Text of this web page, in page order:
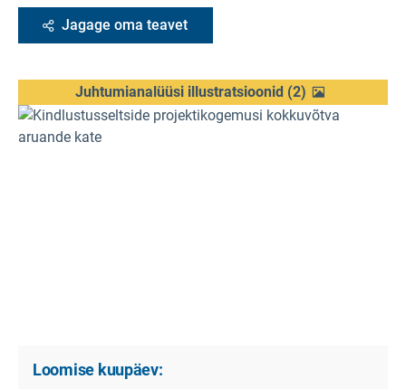
Jagage oma teavet
Juhtumianalüüsi illustratsioonid (2)
Loomise kuupäev: